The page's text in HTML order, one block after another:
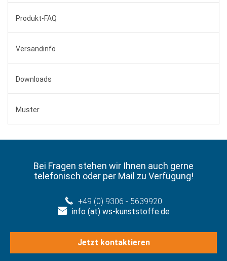
Produkt-FAQ
Versandinfo
Downloads
Muster
Bei Fragen stehen wir Ihnen auch gerne
telefonisch oder per Mail zu Verfügung!
+49 (0) 9306 - 5639920
info (at) ws-kunststoffe.de
Jetzt kontaktieren